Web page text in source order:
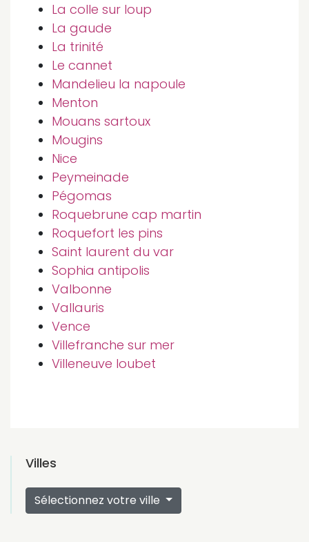
La colle sur loup
La gaude
La trinité
Le cannet
Mandelieu la napoule
Menton
Mouans sartoux
Mougins
Nice
Peymeinade
Pégomas
Roquebrune cap martin
Roquefort les pins
Saint laurent du var
Sophia antipolis
Valbonne
Vallauris
Vence
Villefranche sur mer
Villeneuve loubet
Villes
Sélectionnez votre ville